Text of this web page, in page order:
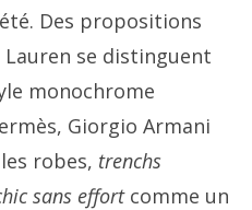
Des propositions
Lauren se distinguent
monochrome
Giorgio Armani
robes, trenchs
sans effort comme un